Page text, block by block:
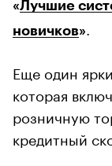
«Лучшие
новичков»
Еще один
которая
розничную
кредитный